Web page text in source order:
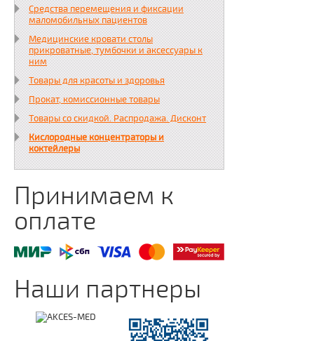
Средства перемещения и фиксации
маломобильных пациентов
Медицинские кровати столы
прикроватные, тумбочки и аксессуары к
ним
Товары для красоты и здоровья
Прокат, комиссионные товары
Товары со скидкой. Распродажа. Дисконт
Кислородные концентраторы и
коктейлеры
Принимаем к
оплате
Наши партнеры